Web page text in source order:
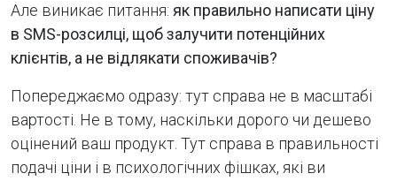
Але виникає питання: як правильно написати ціну
в SMS-розсилці, щоб залучити потенційних
клієнтів, а не відлякати споживачів?
Попереджаємо одразу: тут справа не в масштабі
вартості. Не в тому, наскільки дорого чи дешево
оцінений ваш продукт. Тут справа в правильності
подачі ціни і в психологічних фішках, які ви